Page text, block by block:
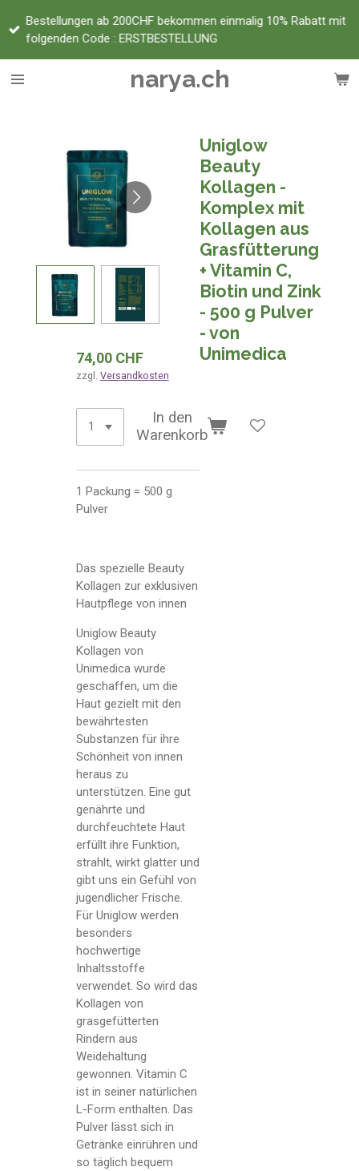
Zum
Hauptinhalt
narya.ch
Bestellungen ab 200CHF bekommen einmalig 10% Rabatt mit
folgenden Code : ERSTBESTELLUNG
Uniglow
Beauty
Kollagen -
Komplex mit
Kollagen aus
Grasfütterung
+ Vitamin C,
Biotin und Zink
- 500 g Pulver
- von
Unimedica
74,00 CHF
zzgl. Versandkosten
In den
Warenkorb
1 Packung = 500 g
Pulver
Das spezielle Beauty
Kollagen zur exklusiven
Hautpflege von innen
Uniglow Beauty
Kollagen von
Unimedica wurde
geschaffen, um die
Haut gezielt mit den
bewährtesten
Substanzen für ihre
Schönheit von innen
heraus zu
unterstützen. Eine gut
genährte und
durchfeuchtete Haut
erfüllt ihre Funktion,
strahlt, wirkt glatter und
gibt uns ein Gefühl von
jugendlicher Frische.
Für Uniglow werden
besonders
hochwertige
Inhaltsstoffe
verwendet. So wird das
Kollagen von
grasgefütterten
Rindern aus
Weidehaltung
gewonnen. Vitamin C
ist in seiner natürlichen
L-Form enthalten. Das
Pulver lässt sich in
Getränke einrühren und
so täglich bequem